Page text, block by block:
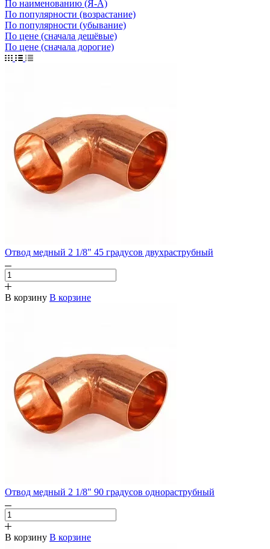
По наименованию (Я-А)
По популярности (возрастание)
По популярности (убывание)
По цене (сначала дешёвые)
По цене (сначала дорогие)
Отвод медный 2 1/8" 45 градусов двухраструбный
В корзину В корзине
Отвод медный 2 1/8" 90 градусов однораструбный
В корзину В корзине